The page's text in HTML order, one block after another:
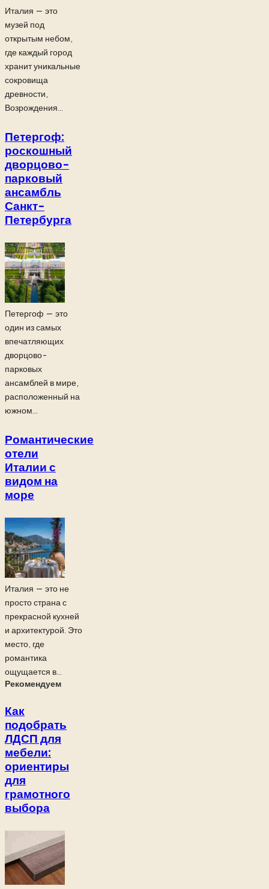
Италия — это
музей под
открытым небом,
где каждый город
хранит уникальные
сокровища
древности,
Возрождения...
Петергоф:
роскошный
дворцово-
парковый
ансамбль
Санкт-
Петербурга
Петергоф — это
один из самых
впечатляющих
дворцово-
парковых
ансамблей в мире,
расположенный на
южном...
Романтические
отели
Италии с
видом на
море
Италия — это не
просто страна с
прекрасной кухней
и архитектурой. Это
место, где
романтика
ощущается в...
Рекомендуем
Как
подобрать
ЛДСП для
мебели:
ориентиры
для
грамотного
выбора